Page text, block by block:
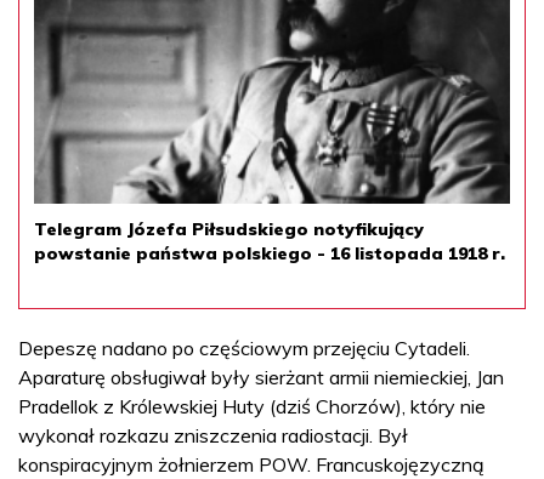
Telegram Józefa Piłsudskiego notyfikujący
powstanie państwa polskiego - 16 listopada 1918 r.
Depeszę nadano po częściowym przejęciu Cytadeli.
Aparaturę obsługiwał były sierżant armii niemieckiej, Jan
Pradellok z Królewskiej Huty (dziś Chorzów), który nie
wykonał rozkazu zniszczenia radiostacji. Był
konspiracyjnym żołnierzem POW. Francuskojęzyczną